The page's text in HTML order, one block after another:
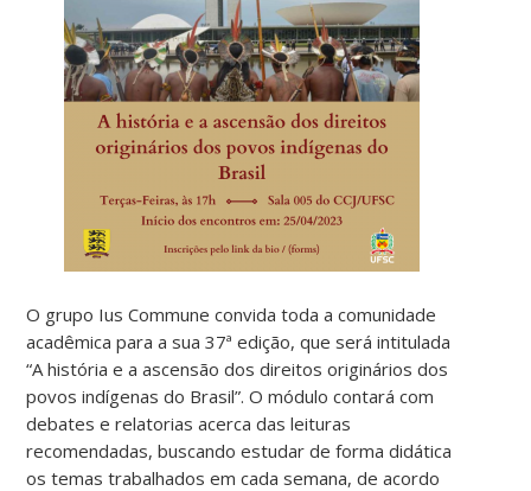
O grupo Ius Commune convida toda a comunidade
acadêmica para a sua 37ª edição, que será intitulada
“A história e a ascensão dos direitos originários dos
povos indígenas do Brasil”. O módulo contará com
debates e relatorias acerca das leituras
recomendadas, buscando estudar de forma didática
os temas trabalhados em cada semana, de acordo